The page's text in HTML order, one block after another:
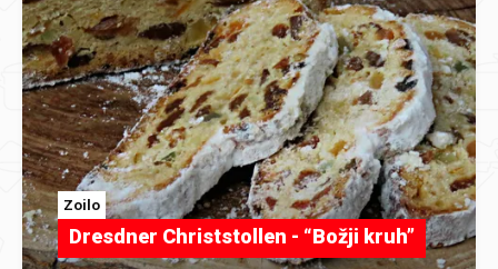
Zoilo
Dresdner Christstollen - “Božji kruh”